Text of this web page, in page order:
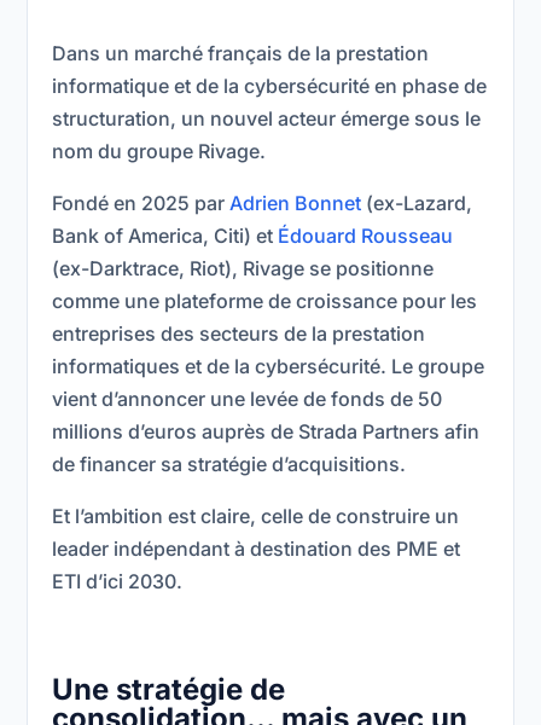
Dans un marché français de la prestation
informatique et de la cybersécurité en phase de
structuration, un nouvel acteur émerge sous le
nom du groupe Rivage.
Fondé en 2025 parAdrien Bonnet (ex-Lazard,
Bank of America, Citi) et Édouard Rousseau
(ex-Darktrace, Riot), Rivage se positionne
comme une plateforme de croissance pour les
entreprises des secteurs de la prestation
informatiques et de la cybersécurité. Le groupe
vient d’annoncer une levée de fonds de 50
millions d’euros auprès de Strada Partners afin
de financer sa stratégie d’acquisitions.
Et l’ambition est claire, celle de construire un
leader indépendant à destination des PME et
ETI d’ici 2030.
Une stratégie de